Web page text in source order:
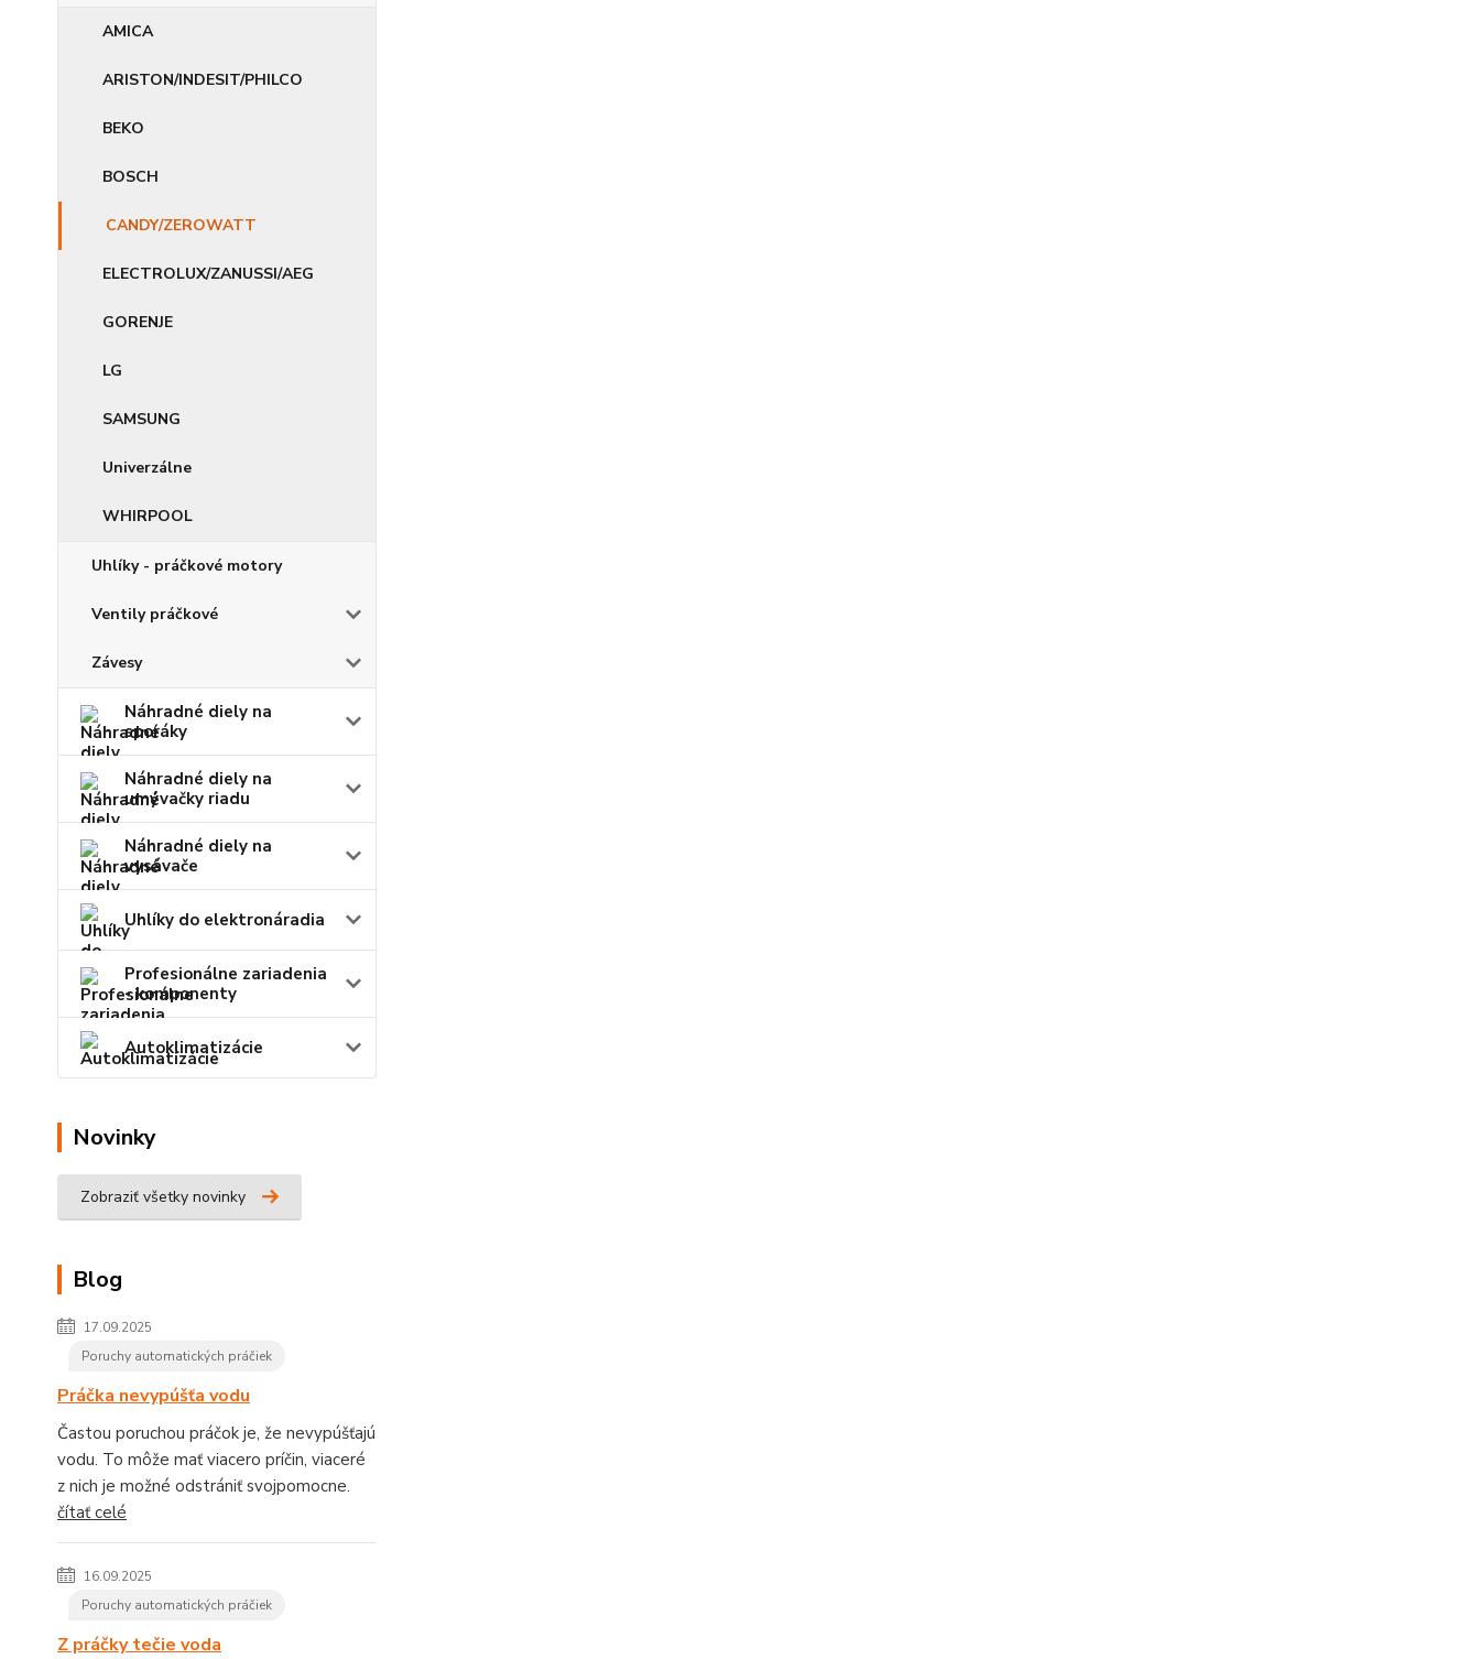
AMICA
ARISTON/INDESIT/PHILCO
BEKO
BOSCH
CANDY/ZEROWATT
ELECTROLUX/ZANUSSI/AEG
GORENJE
LG
SAMSUNG
Univerzálne
WHIRPOOL
Uhlíky - práčkové motory
Ventily práčkové
Závesy
Náhradné diely na
sporáky
Náhradné diely na
umývačky riadu
Náhradné diely na
vysávače
Uhlíky do elektronáradia
Profesionálne zariadenia
- komponenty
Autoklimatizácie
Novinky
Zobraziť všetky novinky
Blog
17.09.2025
Poruchy automatických práčiek
Práčka nevypúšťa vodu
Častou poruchou práčok je, že nevypúšťajú
vodu. To môže mať viacero príčin, viaceré
z nich je možné odstrániť svojpomocne.
čítať celé
16.09.2025
Poruchy automatických práčiek
Z práčky tečie voda